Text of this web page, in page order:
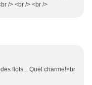
/> <br /> <br />
flots... Quel charme!<br